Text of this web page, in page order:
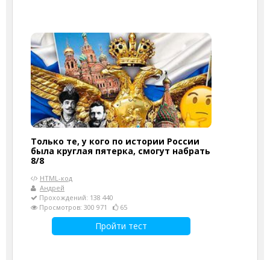
Только те, у кого по истории России
была круглая пятерка, смогут набрать
8/8
HTML-код
Андрей
Прохождений: 138 440
Просмотров: 300 971
65
Пройти тест